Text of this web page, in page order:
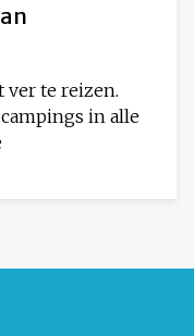
ver te reizen.
in alle